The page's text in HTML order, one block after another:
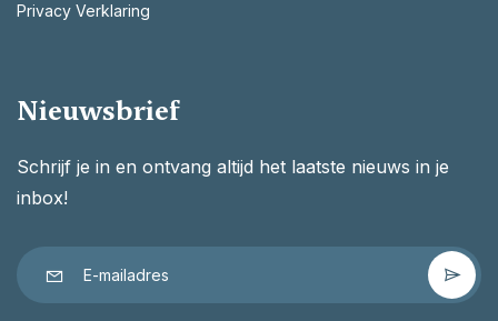
Privacy Verklaring
Nieuwsbrief
Schrijf je in en ontvang altijd het laatste nieuws in je
inbox!